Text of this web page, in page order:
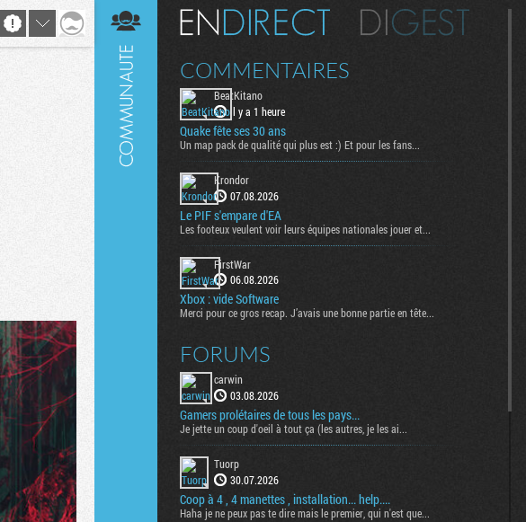
Digest
COMMENTAIRES
BeatKitano
il y a 1 heure
Quake fête ses 30 ans
Un map pack de qualité qui plus est :) Et pour les fans...
Krondor
07.08.2026
Le PIF s'empare d'EA
Les footeux veulent voir leurs équipes nationales jouer et...
FirstWar
06.08.2026
Xbox : vide Software
Merci pour ce gros recap. J’avais une bonne partie en tête...
FORUMS
carwin
03.08.2026
Gamers prolétaires de tous les pays...
Je jette un coup d'oeil à tout ça (les autres, je les ai...
Tuorp
30.07.2026
Coop à 4 , 4 manettes , installation... help....
Haha je ne peux pas te dire mais le premier, qui n'est que...